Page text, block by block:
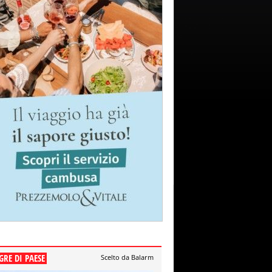
DI PAESE Scelto da Balarm